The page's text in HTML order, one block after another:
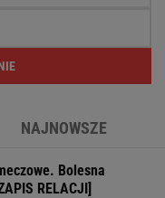
NAJNOWSZE
Bolesna
RELACJI]